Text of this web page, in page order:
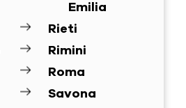
Emilia
Rieti
Rimini
Roma
Savona